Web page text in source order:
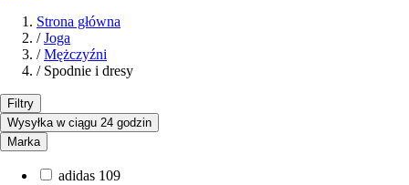
Strona główna
/ Joga
/ Mężczyźni
/ Spodnie i dresy
Filtry
Wysyłka w ciągu 24 godzin
Marka
adidas 109